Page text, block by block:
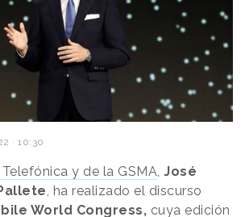
· 10:30
y de la GSMA, José
, ha realizado el discurso
World Congress, cuya edición